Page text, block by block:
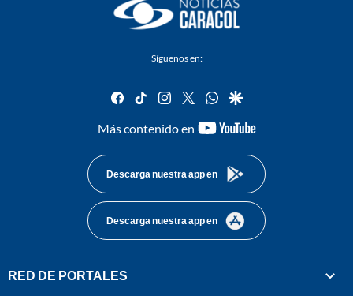
Síguenos en:
facebook
tiktok instagram
twitterwhatsapp
google
Más contenido en
youtube-
Descarga nuestra app en
Descarga nuestra app en
RED DE PORTALES